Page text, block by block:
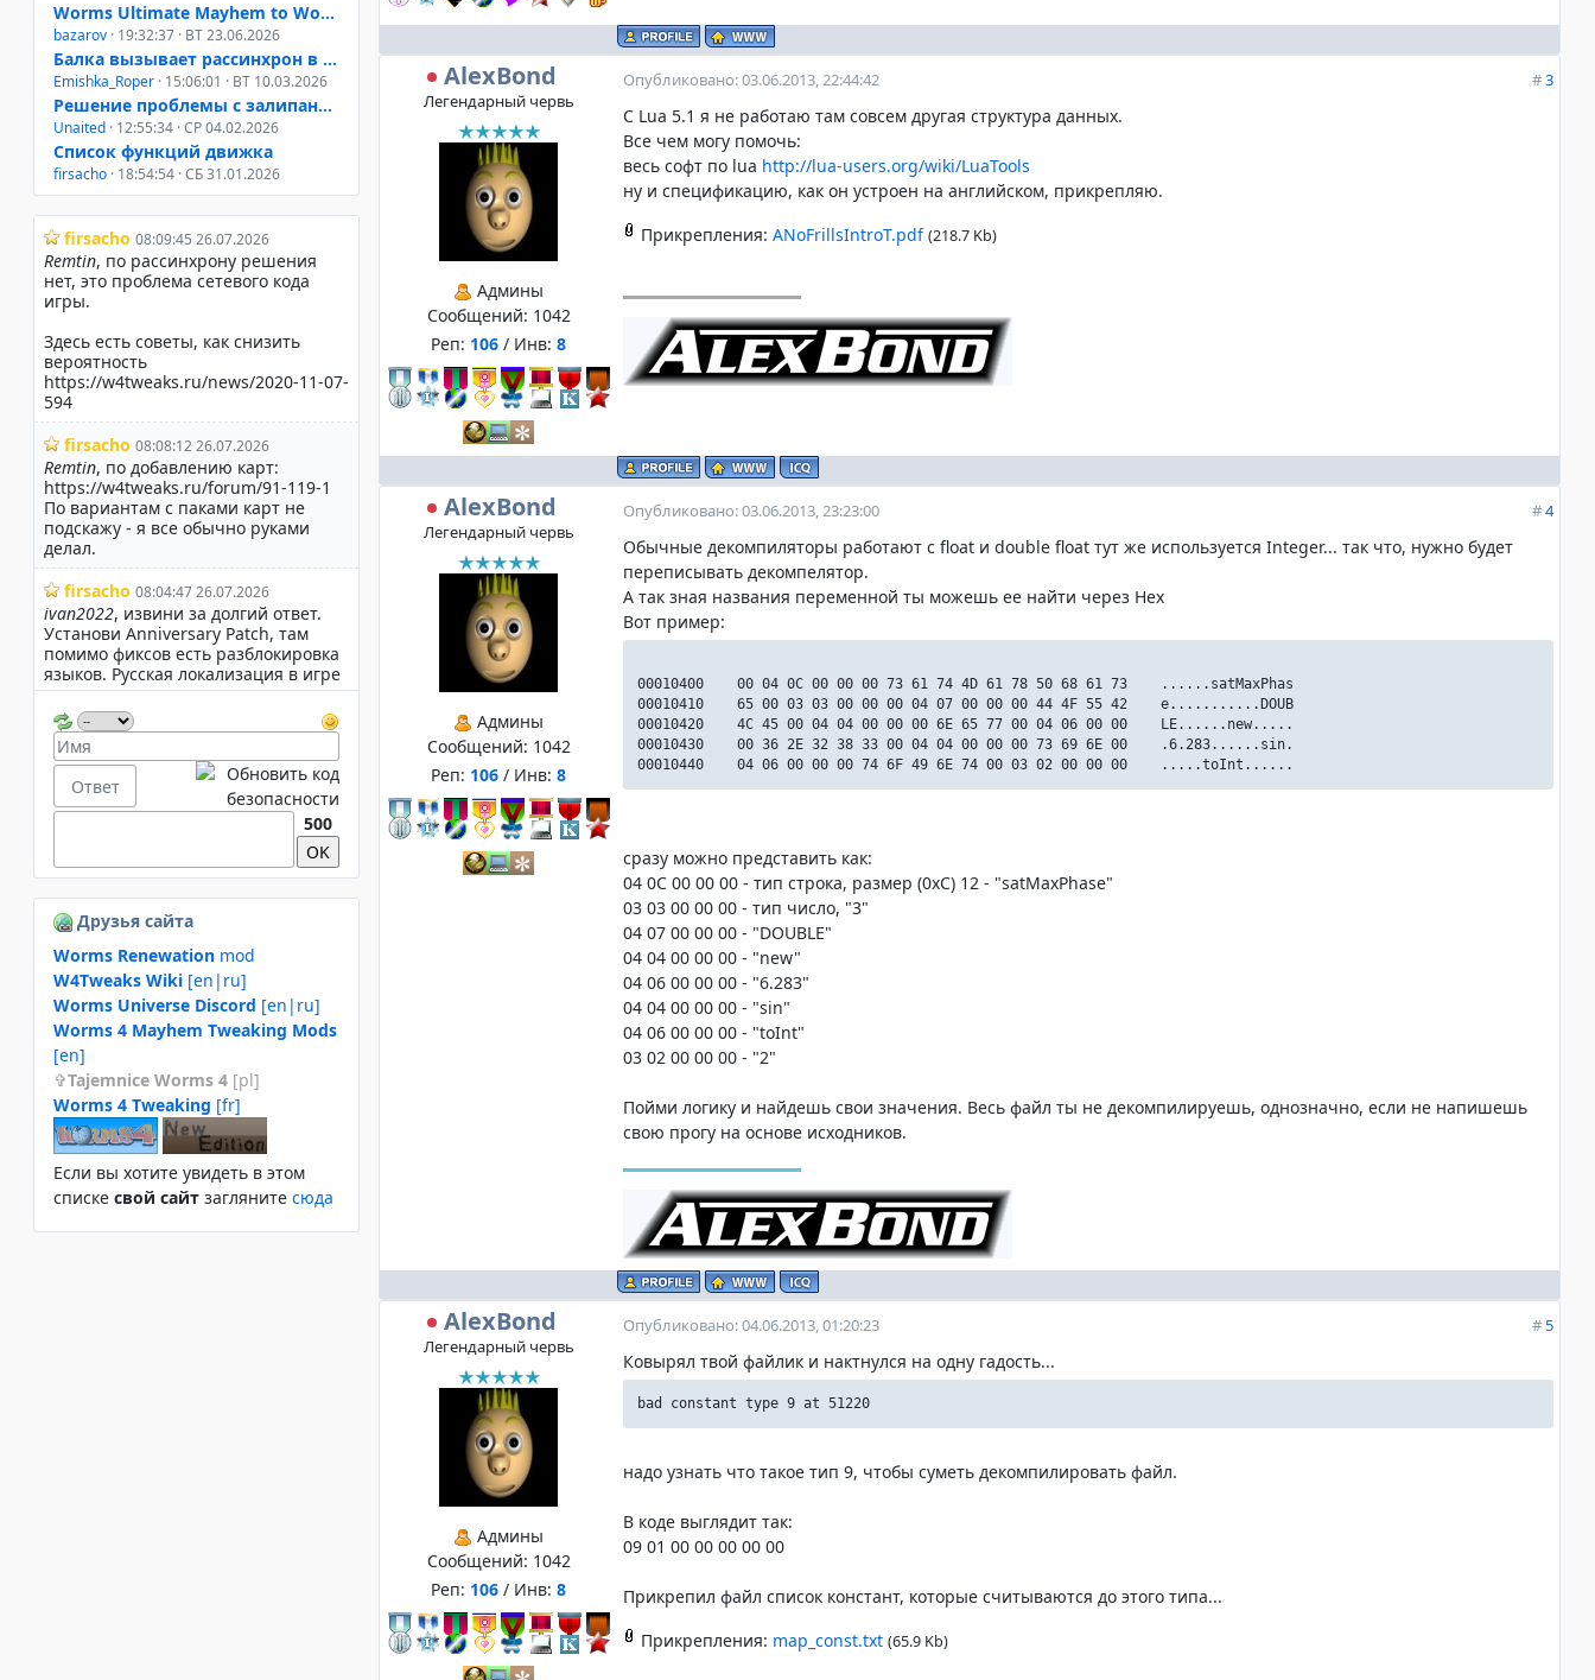
AlexBond
Легендарный червь
Админы
Сообщений: 1042
Реп: 106 / Инв: 8
#3
Опубликовано: 03.06.2013, 22:44:42
С Lua 5.1 я не работаю там совсем другая структура данных.
Все чем могу помочь:
весь софт по lua http://lua-users.org/wiki/LuaTools
ну и спецификацию, как он устроен на английском, прикрепляю.
Прикрепления: ANoFrillsIntroT.pdf (218.7 Kb)
AlexBond
Легендарный червь
Админы
Сообщений: 1042
Реп: 106 / Инв: 8
#4
Опубликовано: 03.06.2013, 23:23:00
Обычные декомпиляторы работают с float и double float тут же используется Integer... так что, нужно будет
переписывать декомпелятор.
А так зная названия переменной ты можешь ее найти через Hex
Вот пример:
00010400 00 04 0C 00 00 00 73 61 74 4D 61 78 50 68 61 73 ......satMaxPhas
00010410 65 00 03 03 00 00 00 04 07 00 00 00 44 4F 55 42 e...........DOUB
00010420 4C 45 00 04 04 00 00 00 6E 65 77 00 04 06 00 00 LE......new.....
00010430 00 36 2E 32 38 33 00 04 04 00 00 00 73 69 6E 00 .6.283......sin.
00010440 04 06 00 00 00 74 6F 49 6E 74 00 03 02 00 00 00 .....toInt......
сразу можно представить как:
04 0C 00 00 00 - тип строка, размер (0xC) 12 - "satMaxPhase"
03 03 00 00 00 - тип число, "3"
04 07 00 00 00 - "DOUBLE"
04 04 00 00 00 - "new"
04 06 00 00 00 - "6.283"
04 04 00 00 00 - "sin"
04 06 00 00 00 - "toInt"
03 02 00 00 00 - "2"
Пойми логику и найдешь свои значения. Весь файл ты не декомпилируешь, однозначно, если не напишешь
свою прогу на основе исходников.
AlexBond
Легендарный червь
Админы
Сообщений: 1042
Реп: 106 / Инв: 8
#5
Опубликовано: 04.06.2013, 01:20:23
Ковырял твой файлик и нактнулся на одну гадость...
bad constant type 9 at 51220
надо узнать что такое тип 9, чтобы суметь декомпилировать файл.
В коде выглядит так:
09 01 00 00 00 00 00
Прикрепил файл список констант, которые считываются до этого типа...
Прикрепления: map_const.txt (65.9 Kb)
Worms Ultimate Mayhem to Worms 4 Mayhem
bazarov · 19:32:37 · ВТ 23.06.2026
Балка вызывает рассинхрон в онлайне W3D, W4M, WUM
Emishka_Roper · 15:06:01 · ВТ 10.03.2026
Решение проблемы с залипанием клавиш при свернутом окне
Unaited · 12:55:34 · СР 04.02.2026
Список функций движка
firsacho · 18:54:54 · СБ 31.01.2026
500
Друзья сайта
Worms Renewation mod
W4Tweaks Wiki [en|ru]
Worms Universe Discord [en|ru]
Worms 4 Mayhem Tweaking Mods
[en]
Tajemnice Worms 4 [pl]
Worms 4 Tweaking [fr]
Если вы хотите увидеть в этом
спиcке свой сайт загляните сюда